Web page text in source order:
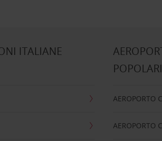
ITALIANE
POPOLARI
AEROPORTO
AEROPORTO